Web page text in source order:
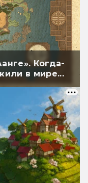
Когда-
в мире...